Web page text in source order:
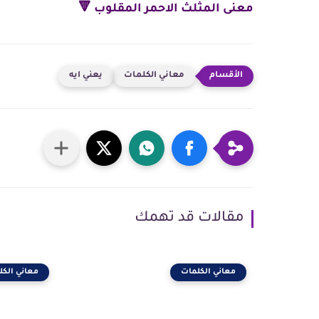
معنى المثلث الاحمر المقلوب 🔻
معاني الكلمات يعني ايه
مقالات قد تهمك
معاني الكلمات معاني